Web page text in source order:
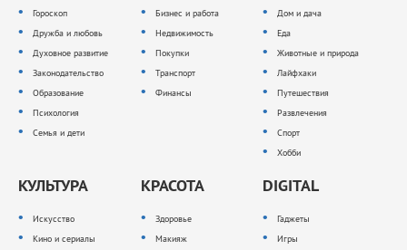
Гороскоп
Дружба и любовь
Духовное развитие
Законодательство
Образование
Психология
Семья и дети
Бизнес и работа
Недвижимость
Покупки
Транспорт
Финансы
Дом и дача
Еда
Животные и природа
Лайфхаки
Путешествия
Развлечения
Спорт
Хобби
КУЛЬТУРА
Искусство
Кино и сериалы
КРАСОТА
Здоровье
Макияж
DIGITAL
Гаджеты
Игры